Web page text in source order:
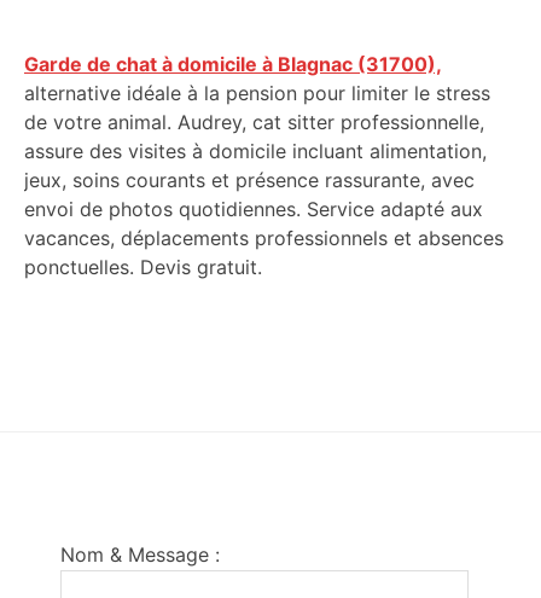
Garde de chat à domicile à Blagnac (31700),
alternative idéale à la pension pour limiter le stress
de votre animal. Audrey, cat sitter professionnelle,
assure des visites à domicile incluant alimentation,
jeux, soins courants et présence rassurante, avec
envoi de photos quotidiennes. Service adapté aux
vacances, déplacements professionnels et absences
ponctuelles. Devis gratuit.
Nom & Message :